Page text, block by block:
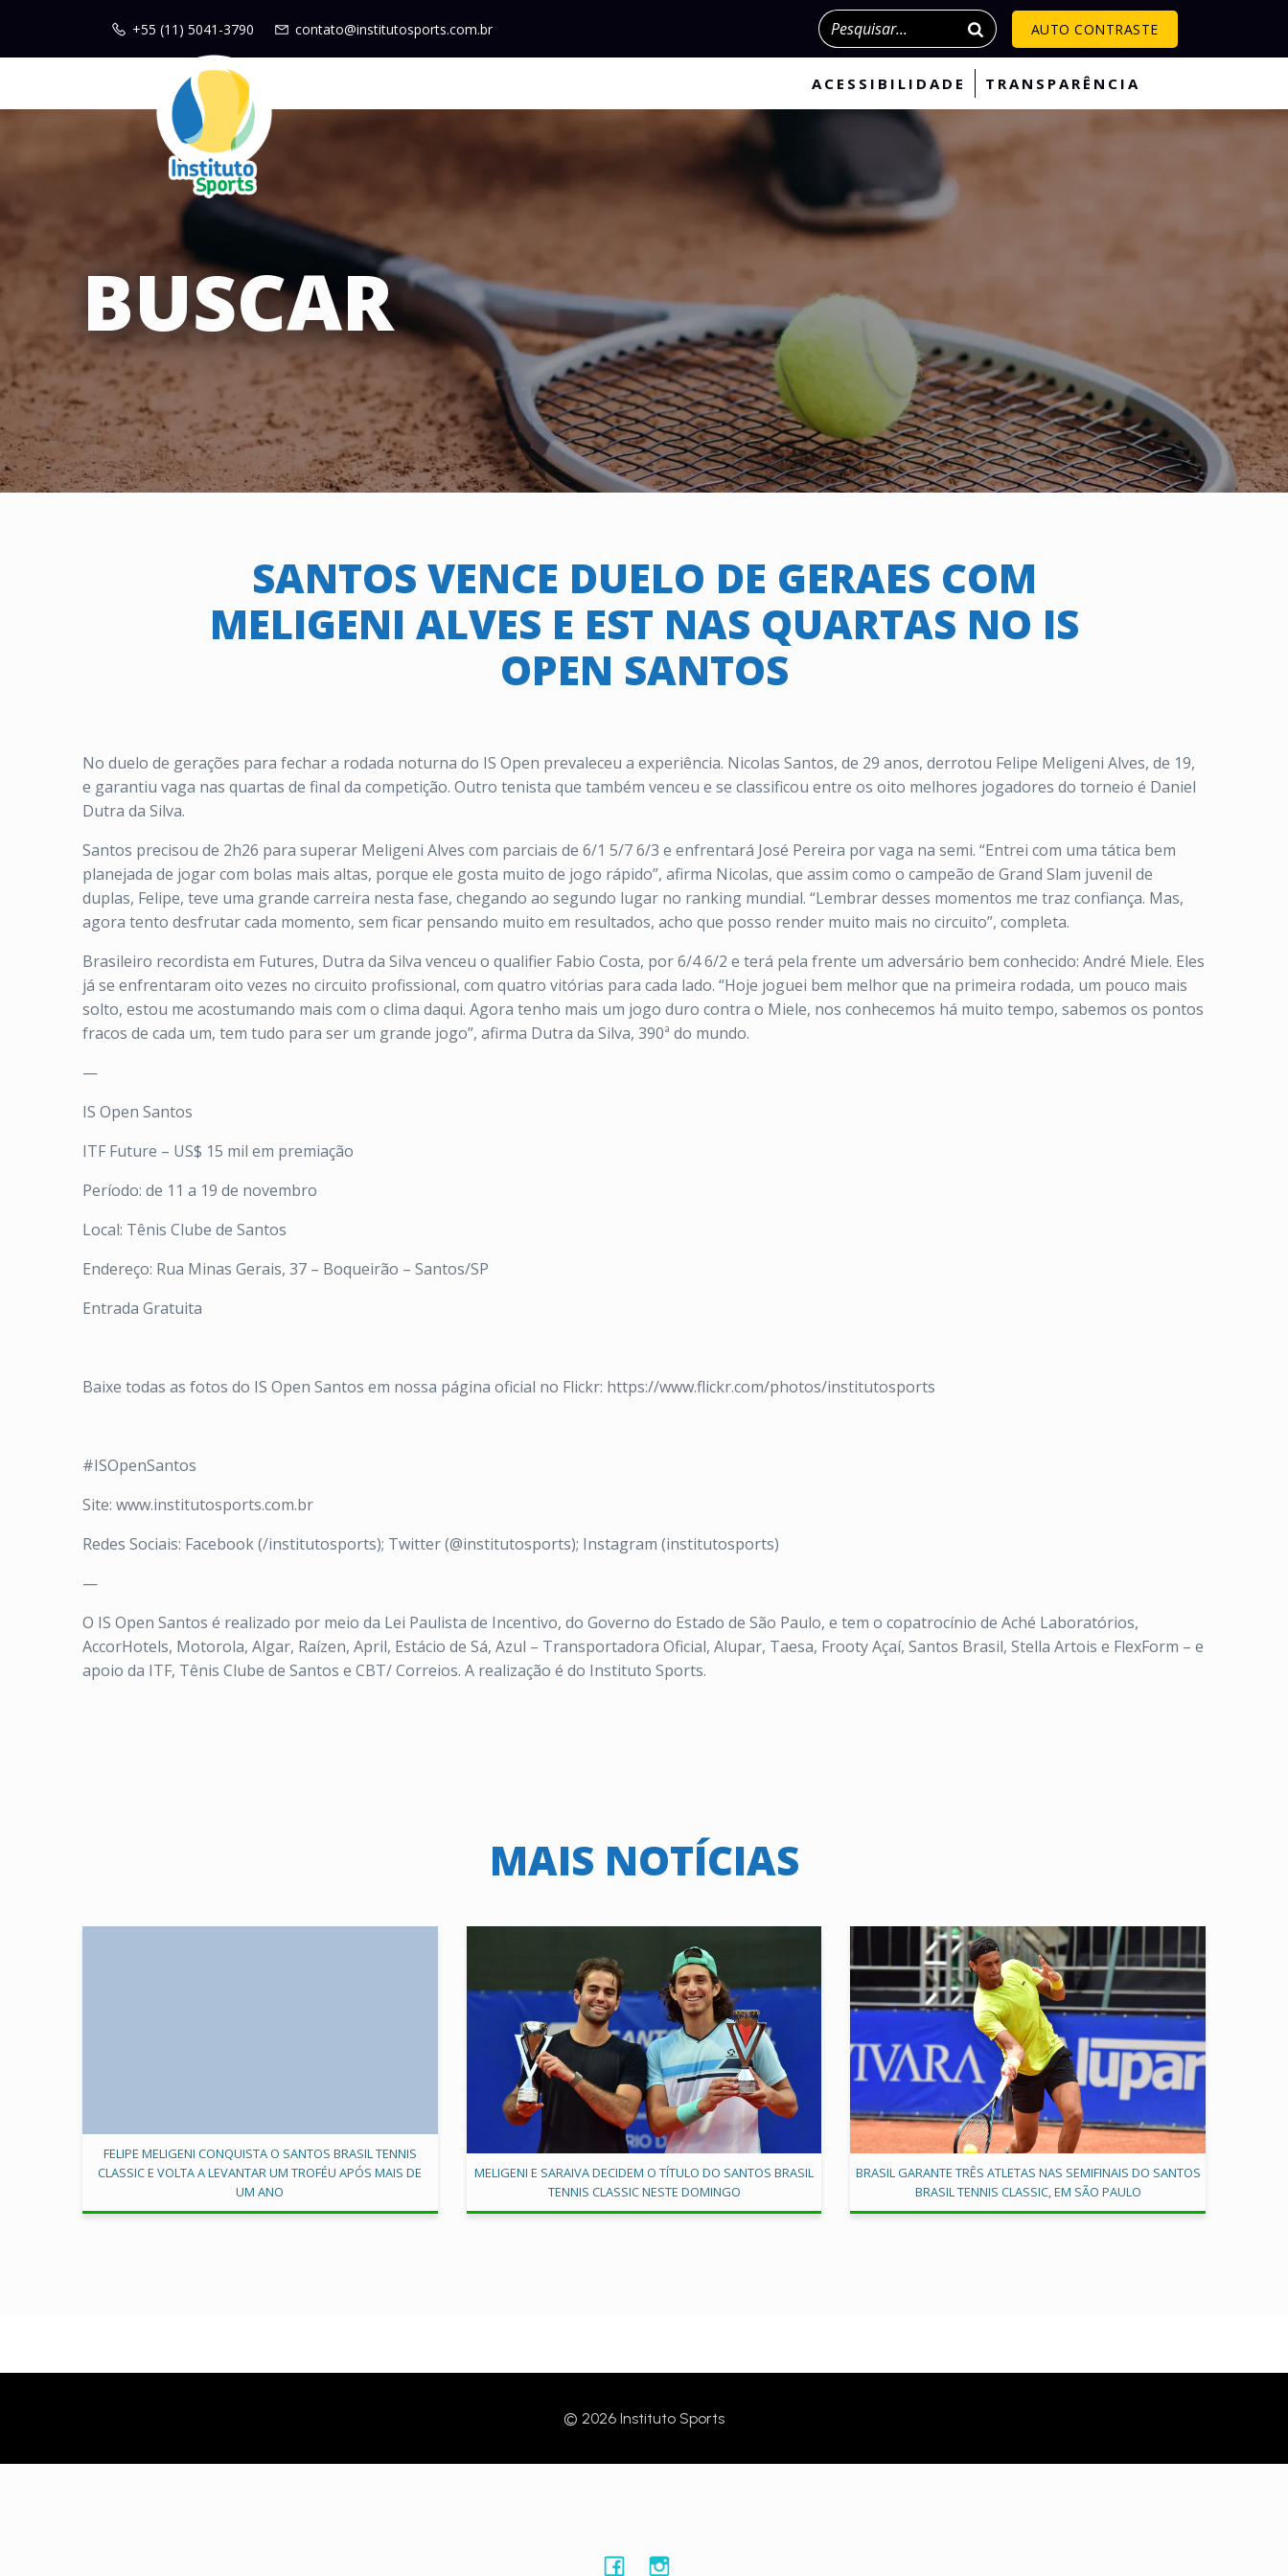
+55 (11) 5041-3790 contato@institutosports.com.br Pesquisar AUTO CONTRASTE
ACESSIBILIDADE TRANSPARÊNCIA
BUSCAR
SANTOS VENCE DUELO DE GERAES COM
MELIGENI ALVES E EST NAS QUARTAS NO IS
OPEN SANTOS
No duelo de gerações para fechar a rodada noturna do IS Open prevaleceu a experiência. Nicolas Santos, de 29 anos, derrotou Felipe Meligeni Alves, de 19,
e garantiu vaga nas quartas de final da competição. Outro tenista que também venceu e se classificou entre os oito melhores jogadores do torneio é Daniel
Dutra da Silva.
Santos precisou de 2h26 para superar Meligeni Alves com parciais de 6/1 5/7 6/3 e enfrentará José Pereira por vaga na semi. “Entrei com uma tática bem
planejada de jogar com bolas mais altas, porque ele gosta muito de jogo rápido”, afirma Nicolas, que assim como o campeão de Grand Slam juvenil de
duplas, Felipe, teve uma grande carreira nesta fase, chegando ao segundo lugar no ranking mundial. “Lembrar desses momentos me traz confiança. Mas,
agora tento desfrutar cada momento, sem ficar pensando muito em resultados, acho que posso render muito mais no circuito”, completa.
Brasileiro recordista em Futures, Dutra da Silva venceu o qualifier Fabio Costa, por 6/4 6/2 e terá pela frente um adversário bem conhecido: André Miele. Eles
já se enfrentaram oito vezes no circuito profissional, com quatro vitórias para cada lado. “Hoje joguei bem melhor que na primeira rodada, um pouco mais
solto, estou me acostumando mais com o clima daqui. Agora tenho mais um jogo duro contra o Miele, nos conhecemos há muito tempo, sabemos os pontos
fracos de cada um, tem tudo para ser um grande jogo”, afirma Dutra da Silva, 390ª do mundo.
—
IS Open Santos
ITF Future – US$ 15 mil em premiação
Período: de 11 a 19 de novembro
Local: Tênis Clube de Santos
Endereço: Rua Minas Gerais, 37 – Boqueirão – Santos/SP
Entrada Gratuita
Baixe todas as fotos do IS Open Santos em nossa página oficial no Flickr: https://www.flickr.com/photos/institutosports
#ISOpenSantos
Site: www.institutosports.com.br
Redes Sociais: Facebook (/institutosports); Twitter (@institutosports); Instagram (institutosports)
—
O IS Open Santos é realizado por meio da Lei Paulista de Incentivo, do Governo do Estado de São Paulo, e tem o copatrocínio de Aché Laboratórios,
AccorHotels, Motorola, Algar, Raízen, April, Estácio de Sá, Azul – Transportadora Oficial, Alupar, Taesa, Frooty Açaí, Santos Brasil, Stella Artois e FlexForm – e
apoio da ITF, Tênis Clube de Santos e CBT/ Correios. A realização é do Instituto Sports.
MAIS NOTÍCIAS
FELIPE MELIGENI CONQUISTA O SANTOS BRASIL TENNIS
CLASSIC E VOLTA A LEVANTAR UM TROFÉU APÓS MAIS DE
UM ANO
MELIGENI E SARAIVA DECIDEM O TÍTULO DO SANTOS BRASIL
TENNIS CLASSIC NESTE DOMINGO
BRASIL GARANTE TRÊS ATLETAS NAS SEMIFINAIS DO SANTOS
BRASIL TENNIS CLASSIC, EM SÃO PAULO
© 2026 Instituto Sports